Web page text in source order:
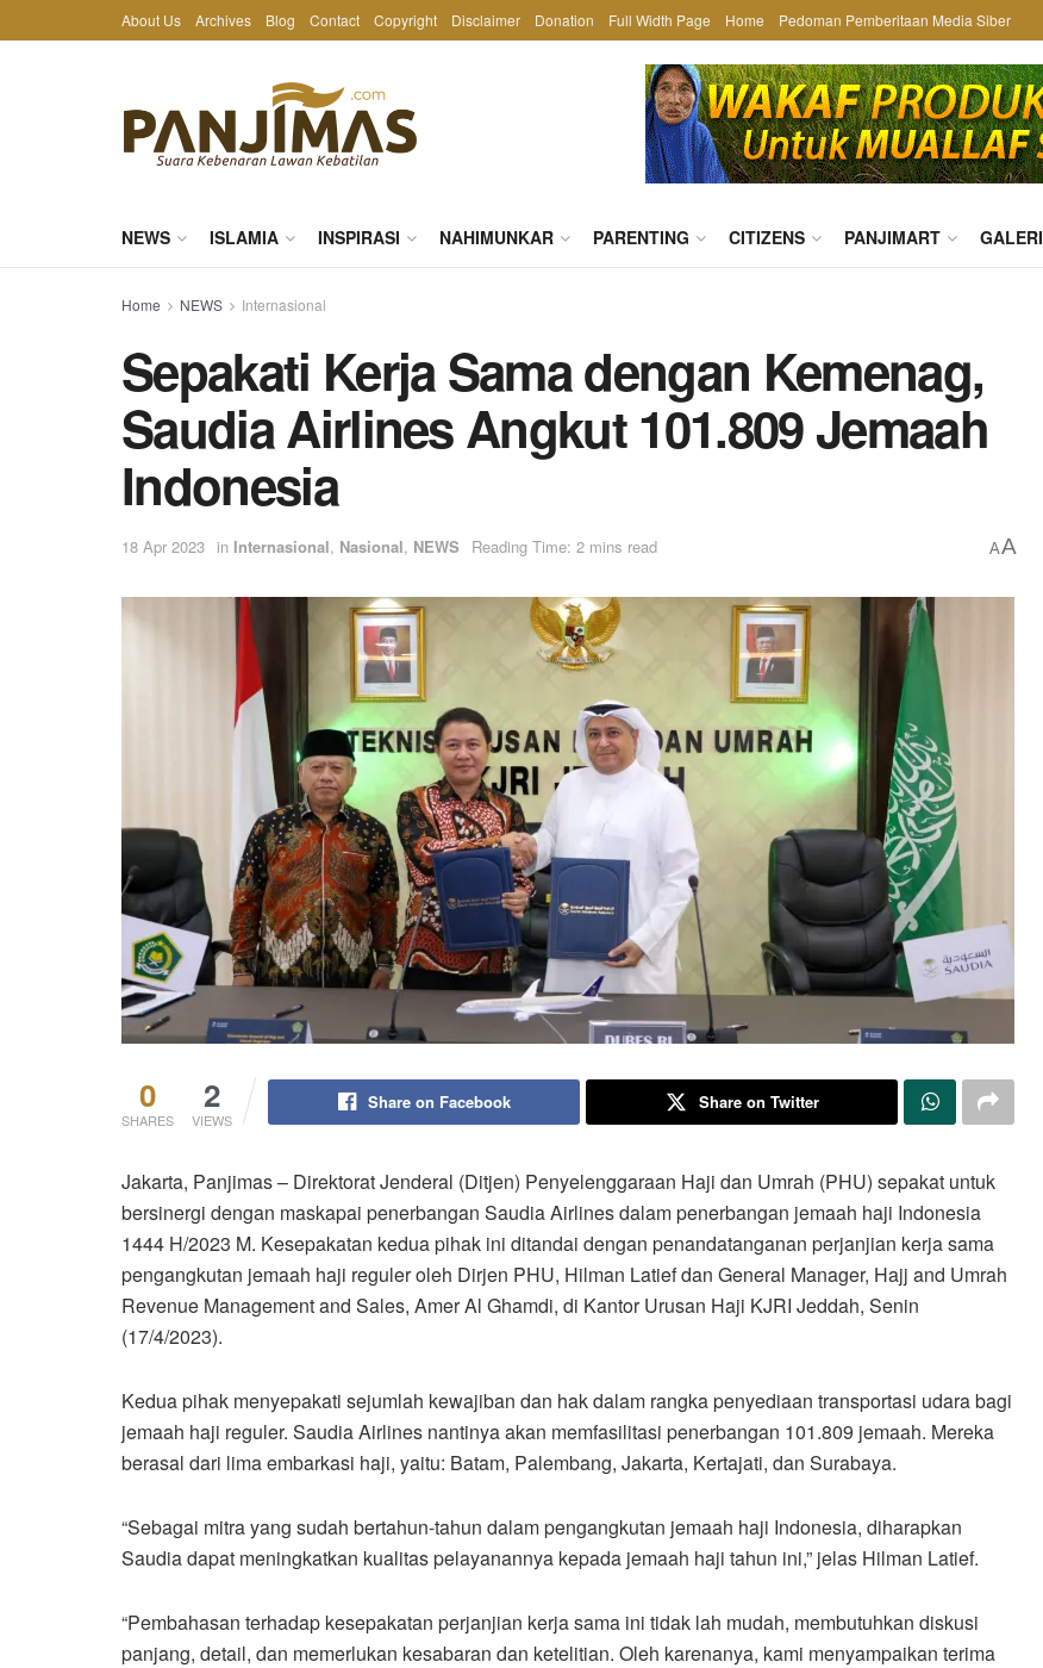
About Us Archives Blog Contact Copyright Disclaimer Donation Full Width Page Home Pedoman Pemberitaan Media Siber
NEWS ISLAMIA INSPIRASI NAHIMUNKAR PARENTING CITIZENS PANJIMART GALERI
Home NEWS Internasional
Sepakati Kerja Sama dengan Kemenag,
Saudia Airlines Angkut 101.809 Jemaah
Indonesia
18 Apr 2023 in Internasional, Nasional, NEWS Reading Time: 2 mins read AA
0
SHARES
2
VIEWS
Share on Facebook Share on Twitter
Jakarta, Panjimas – Direktorat Jenderal (Ditjen) Penyelenggaraan Haji dan Umrah (PHU) sepakat untuk
bersinergi dengan maskapai penerbangan Saudia Airlines dalam penerbangan jemaah haji Indonesia
1444 H/2023 M. Kesepakatan kedua pihak ini ditandai dengan penandatanganan perjanjian kerja sama
pengangkutan jemaah haji reguler oleh Dirjen PHU, Hilman Latief dan General Manager, Hajj and Umrah
Revenue Management and Sales, Amer Al Ghamdi, di Kantor Urusan Haji KJRI Jeddah, Senin
(17/4/2023).
Kedua pihak menyepakati sejumlah kewajiban dan hak dalam rangka penyediaan transportasi udara bagi
jemaah haji reguler. Saudia Airlines nantinya akan memfasilitasi penerbangan 101.809 jemaah. Mereka
berasal dari lima embarkasi haji, yaitu: Batam, Palembang, Jakarta, Kertajati, dan Surabaya.
“Sebagai mitra yang sudah bertahun-tahun dalam pengangkutan jemaah haji Indonesia, diharapkan
Saudia dapat meningkatkan kualitas pelayanannya kepada jemaah haji tahun ini,” jelas Hilman Latief.
“Pembahasan terhadap kesepakatan perjanjian kerja sama ini tidak lah mudah, membutuhkan diskusi
panjang, detail, dan memerlukan kesabaran dan ketelitian. Oleh karenanya, kami menyampaikan terima